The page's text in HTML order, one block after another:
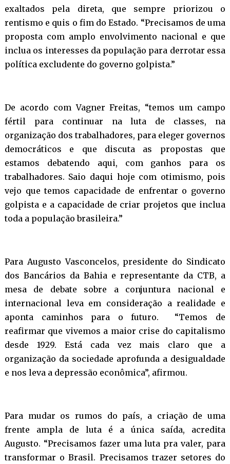
exaltados pela direta, que sempre priorizou o
rentismo e quis o fim do Estado. “Precisamos de uma
proposta com amplo envolvimento nacional e que
inclua os interesses da população para derrotar essa
política excludente do governo golpista.”
De acordo com Vagner Freitas, “temos um campo
fértil para continuar na luta de classes, na
organização dos trabalhadores, para eleger governos
democráticos e que discuta as propostas que
estamos debatendo aqui, com ganhos para os
trabalhadores. Saio daqui hoje com otimismo, pois
vejo que temos capacidade de enfrentar o governo
golpista e a capacidade de criar projetos que inclua
toda a população brasileira.”
Para Augusto Vasconcelos, presidente do Sindicato
dos Bancários da Bahia e representante da CTB, a
mesa de debate sobre a conjuntura nacional e
internacional leva em consideração a realidade e
aponta caminhos para o futuro. “Temos de
reafirmar que vivemos a maior crise do capitalismo
desde 1929. Está cada vez mais claro que a
organização da sociedade aprofunda a desigualdade
e nos leva a depressão econômica”, afirmou.
Para mudar os rumos do país, a criação de uma
frente ampla de luta é a única saída, acredita
Augusto. “Precisamos fazer uma luta pra valer, para
transformar o Brasil. Precisamos trazer setores do